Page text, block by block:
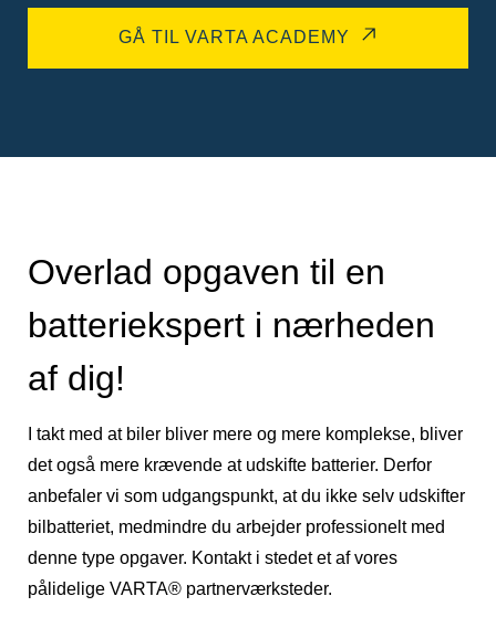
GÅ TIL VARTA ACADEMY
Overlad opgaven til en
batteriekspert i nærheden
af dig!
I takt med at biler bliver mere og mere komplekse, bliver
det også mere krævende at udskifte batterier. Derfor
anbefaler vi som udgangspunkt, at du ikke selv udskifter
bilbatteriet, medmindre du arbejder professionelt med
denne type opgaver. Kontakt i stedet et af vores
pålidelige VARTA® partnerværksteder.